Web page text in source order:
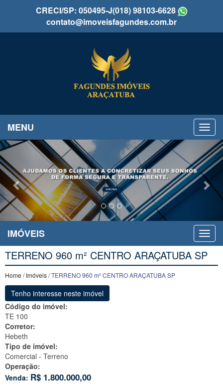
CRECI/SP: 050495-J(018) 98103-6628
contato@imoveisfagundes.com.br
MENU
Previous
IMÓVEIS
TERRENO 960 m² CENTRO ARAÇATUBA SP
Home /Imóveis/ TERRENO 960 m² CENTRO ARAÇATUBA SP
Tenho interesse neste imóvel
Código do imóvel:
TE 100
Corretor:
Hebeth
Tipo de imóvel:
Comercial - Terreno
Operação:
Venda: R$ 1.800.000,00